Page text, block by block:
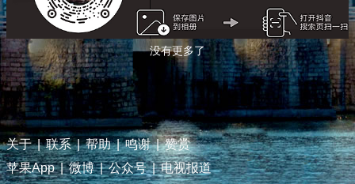
没有更多了
关于 | 联系 | 帮助 | 鸣谢 | 赞赏
苹果App | 微博 | 公众号 | 电视报道